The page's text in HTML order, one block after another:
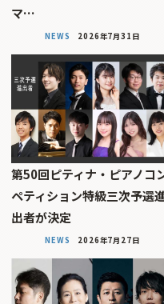
マ…
NEWS 2026年7月31日
第50回ピティナ・ピアノコ
ペティション特級三次予選
出者が決定
NEWS 2026年7月27日